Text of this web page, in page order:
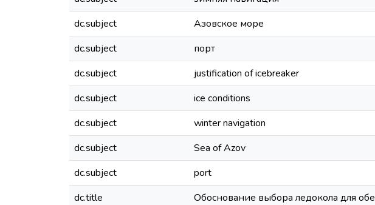
dc.subject
Азовское море
dc.subject
порт
dc.subject
justification of icebreaker
dc.subject
ice conditions
dc.subject
winter navigation
dc.subject
Sea of Azov
dc.subject
port
dc.title
Обоснование выбора ледокола для